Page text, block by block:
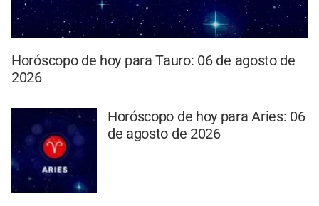
Horóscopo de hoy para Tauro: 06 de agosto de
2026
Horóscopo de hoy para Aries: 06
de agosto de 2026